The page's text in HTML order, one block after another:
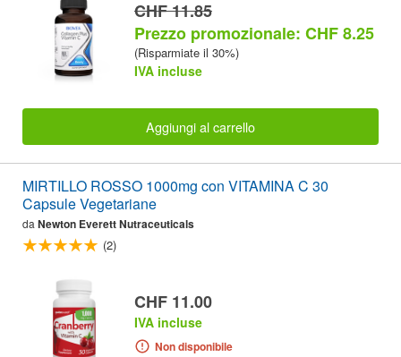
CHF 11.85
Prezzo promozionale: CHF 8.25
(Risparmiate il 30%)
IVA incluse
Aggiungi al carrello
MIRTILLO ROSSO 1000mg con VITAMINA C 30
Capsule Vegetariane
da Newton Everett Nutraceuticals
(2)
CHF 11.00
IVA incluse
Non disponibile